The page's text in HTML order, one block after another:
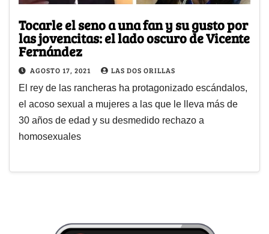
Tocarle el seno a una fan y su gusto por
las jovencitas: el lado oscuro de Vicente
Fernández
AGOSTO 17, 2021 LAS DOS ORILLAS
El rey de las rancheras ha protagonizado escándalos,
el acoso sexual a mujeres a las que le lleva más de
30 años de edad y su desmedido rechazo a
homosexuales